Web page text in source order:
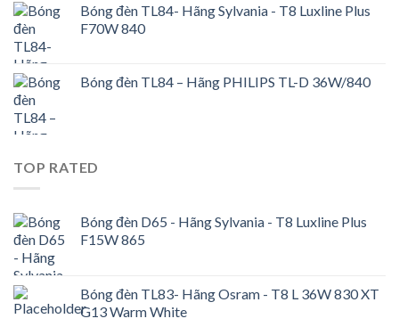
Bóng đèn TL84- Hãng Sylvania - T8 Luxline Plus
F70W 840
Bóng đèn TL84 – Hãng PHILIPS TL-D 36W/840
TOP RATED
Bóng đèn D65 - Hãng Sylvania - T8 Luxline Plus
F15W 865
Bóng đèn TL83- Hãng Osram - T8 L 36W 830 XT
G13 Warm White